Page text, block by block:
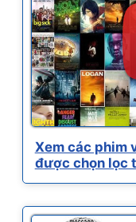
Xem các phim
được chọn lọc